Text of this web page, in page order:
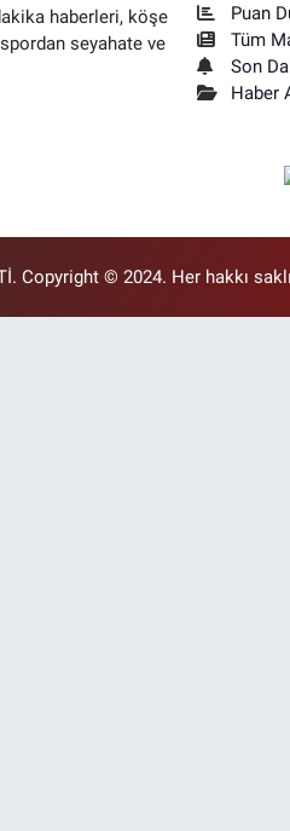
haberleri, köşe
seyahate ve
Puan
Tüm
Son
Haber
Copyright © 2024. Her hakkı